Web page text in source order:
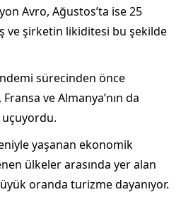
Avro, Ağustos’ta ise 25
ve şirketin likiditesi bu şekilde
sürecinden önce
ve Almanya’nın da
yaşanan ekonomik
ülkeler arasında yer alan
oranda turizme dayanıyor.